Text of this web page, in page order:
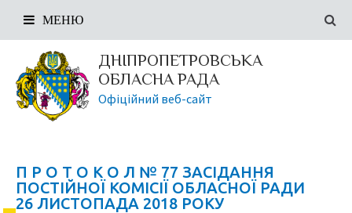
ДНІПРОПЕТРОВСЬКА
ОБЛАСНА РАДА
Офіційний веб-сайт
МЕНЮ
П Р О Т О К О Л № 77 ЗАСІДАННЯ
ПОСТІЙНОЇ КОМІСІЇ ОБЛАСНОЇ РАДИ
26 ЛИСТОПАДА 2018 РОКУ